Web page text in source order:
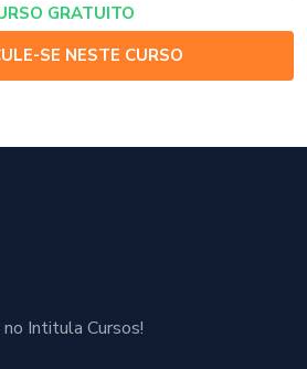
GRATUITO
SE NESTE CURSO
Intitula Cursos!